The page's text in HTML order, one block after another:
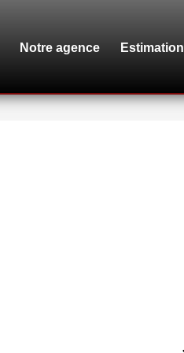
Notre agence Estimation